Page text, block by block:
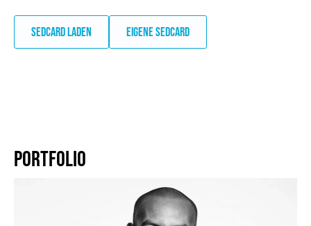
SEDCARD LADEN EIGENE SEDCARD
PORTFOLIO